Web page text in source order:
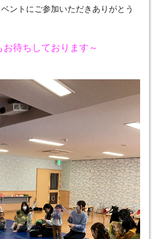
ントにご参加いただきありがとう
お待ちしております～